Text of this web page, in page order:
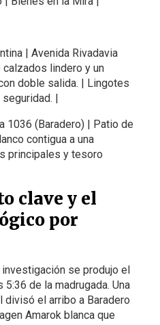
| Avenida Rivadavia
lindero y un
doble salida. | Lingotes
|
1036 (Baradero) | Patio de
contigua a una
principales y tesoro
clave y el
por
se produjo el
de la madrugada. Una
divisó el arribo a Baradero
Amarok blanca que